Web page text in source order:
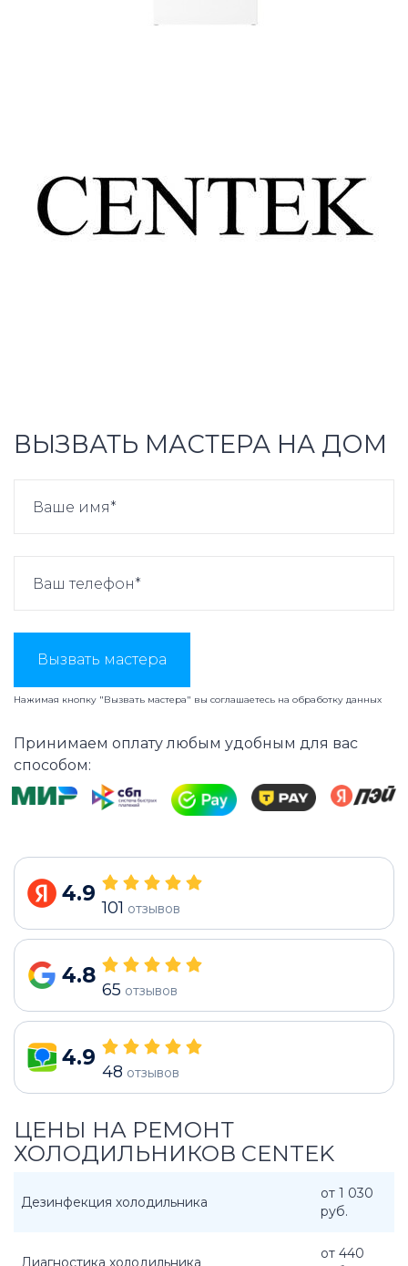
ВЫЗВАТЬ МАСТЕРА НА ДОМ
Вызвать мастера
Нажимая кнопку "Вызвать мастера" вы соглашаетесь на обработку данных
Принимаем оплату любым удобным для вас
способом:
4.9
101 отзывов
4.8
65 отзывов
4.9
48 отзывов
ЦЕНЫ НА РЕМОНТ
ХОЛОДИЛЬНИКОВ CENTEK
Дезинфекция холодильника
от 1 030
руб.
Диагностика холодильника
от 440